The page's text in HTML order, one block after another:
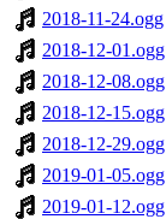
2018-11-24.ogg
2018-12-01.ogg
2018-12-08.ogg
2018-12-15.ogg
2018-12-29.ogg
2019-01-05.ogg
2019-01-12.ogg